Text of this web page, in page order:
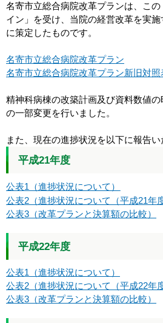
名寄市立総合病院改革プランは、こ
イン」を受け、当院の経営改革を実
に策定したものです。
名寄市立総合病院改革プラン
名寄市立総合病院改革プラン新旧対照
精神科病棟の改築計画及び資料数値
の一部変更を行いました。
また、現在の進捗状況を以下に報告い
平成21年度
公表1（進捗状況について ）
公表2（進捗状況について（平成21年
公表3（改革プランと決算額の比較）
平成22年度
公表1（進捗状況について）
公表2（進捗状況について（平成22年
公表3（改革プランと決算額の比較）